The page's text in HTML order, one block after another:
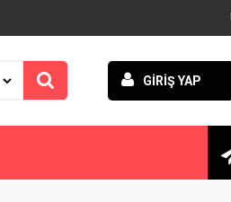
GİRİŞ YAP